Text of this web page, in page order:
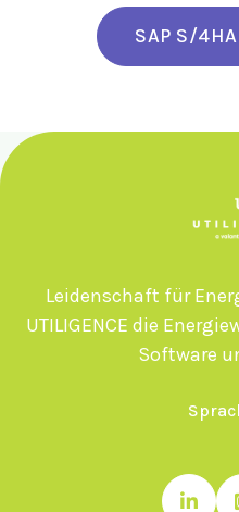
SAP S/
Leidenschaft für
UTILIGENCE die
Software
